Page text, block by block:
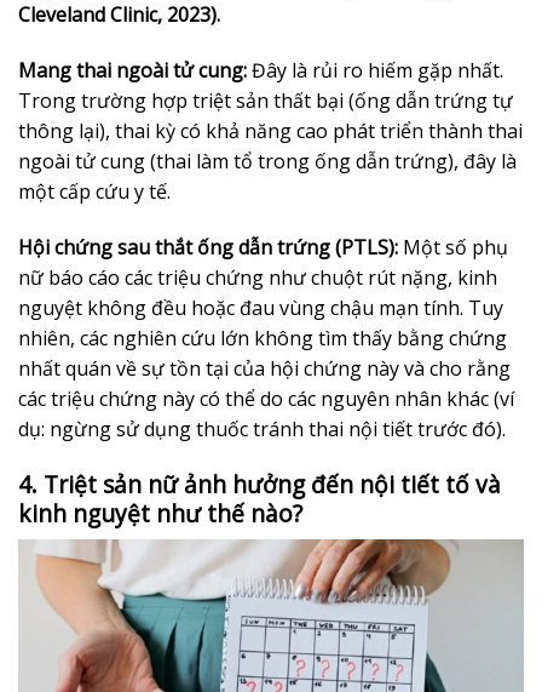
Cleveland Clinic, 2023).
Mang thai ngoài tử cung:Đây là rủi ro hiếm gặp nhất.
Trong trường hợp triệt sản thất bại (ống dẫn trứng tự
thông lại), thai kỳ có khả năng cao phát triển thành thai
ngoài tử cung (thai làm tổ trong ống dẫn trứng), đây là
một cấp cứu y tế.
Hội chứng sau thắt ống dẫn trứng (PTLS): Một số phụ
nữ báo cáo các triệu chứng như chuột rút nặng, kinh
nguyệt không đều hoặc đau vùng chậu mạn tính. Tuy
nhiên, các nghiên cứu lớn không tìm thấy bằng chứng
nhất quán về sự tồn tại của hội chứng này và cho rằng
các triệu chứng này có thể do các nguyên nhân khác (ví
dụ: ngừng sử dụng thuốc tránh thai nội tiết trước đó).
4. Triệt sản nữ ảnh hưởng đến nội tiết tố và
kinh nguyệt như thế nào?